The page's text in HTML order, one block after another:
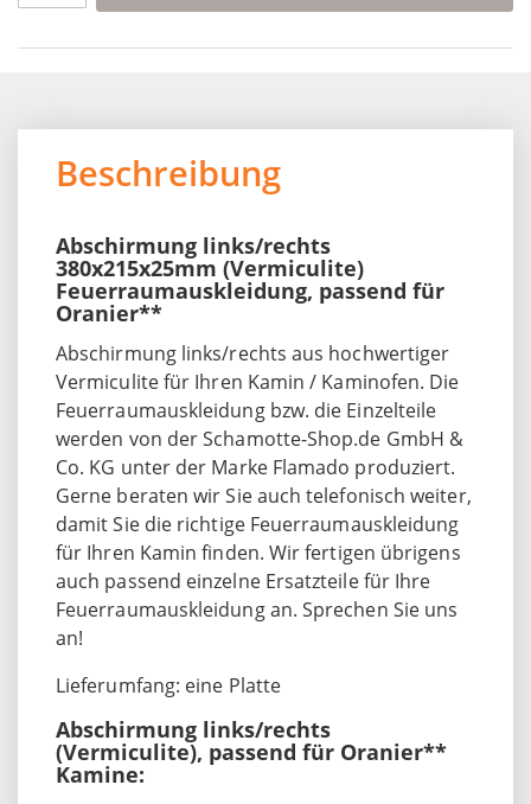
Beschreibung
Abschirmung links/rechts
380x215x25mm (Vermiculite)
Feuerraumauskleidung, passend für
Oranier**
Abschirmung links/rechts aus hochwertiger
Vermiculite für Ihren Kamin / Kaminofen. Die
Feuerraumauskleidung bzw. die Einzelteile
werden von der Schamotte-Shop.de GmbH &
Co. KG unter der Marke Flamado produziert.
Gerne beraten wir Sie auch telefonisch weiter,
damit Sie die richtige Feuerraumauskleidung
für Ihren Kamin finden. Wir fertigen übrigens
auch passend einzelne Ersatzteile für Ihre
Feuerraumauskleidung an. Sprechen Sie uns
an!
Lieferumfang: eine Platte
Abschirmung links/rechts
(Vermiculite), passend für Oranier**
Kamine: